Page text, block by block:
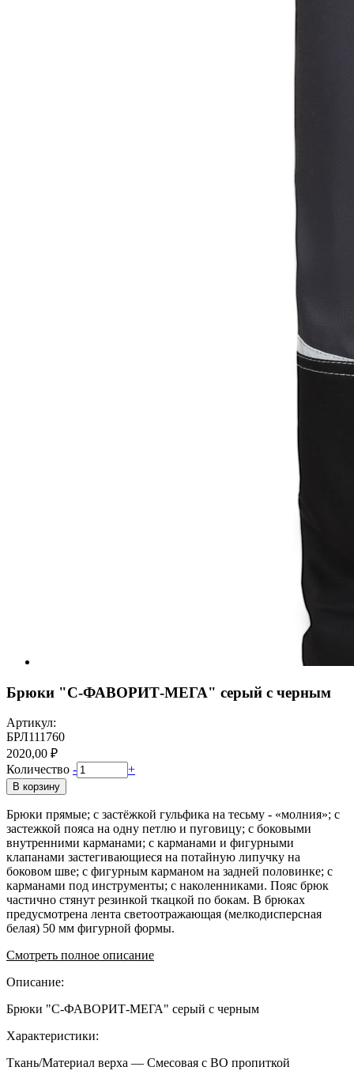
Брюки "С-ФАВОРИТ-МЕГА" серый с черным
Артикул:
БРЛ111760
2020,00 ₽
Количество - +
В корзину
Брюки прямые; с застёжкой гульфика на тесьму - «молния»; с
застежкой пояса на одну петлю и пуговицу; с боковыми
внутренними карманами; с карманами и фигурными
клапанами застегивающиеся на потайную липучку на
боковом шве; с фигурным карманом на задней половинке; с
карманами под инструменты; с наколенниками. Пояс брюк
частично стянут резинкой ткацкой по бокам. В брюках
предусмотрена лента светоотражающая (мелкодисперсная
белая) 50 мм фигурной формы.
Смотреть полное описание
Описание:
Брюки "С-ФАВОРИТ-МЕГА" серый с черным
Характеристики:
Ткань/Материал верха — Смесовая с ВО пропиткой